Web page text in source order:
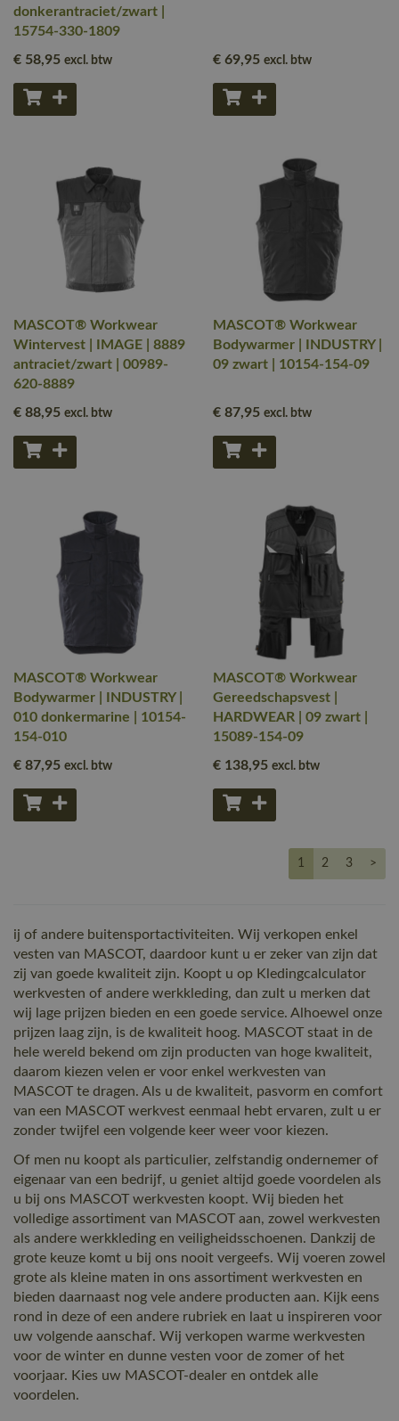
donkerantraciet/zwart |
15754-330-1809
€ 58,95 excl. btw € 69,95 excl. btw
MASCOT® Workwear
Wintervest | IMAGE | 8889
antraciet/zwart | 00989-
620-8889
€ 88,95 excl. btw
MASCOT® Workwear
Bodywarmer | INDUSTRY |
09 zwart | 10154-154-09
€ 87,95 excl. btw
MASCOT® Workwear
Bodywarmer | INDUSTRY |
010 donkermarine | 10154-
154-010
€ 87,95 excl. btw
MASCOT® Workwear
Gereedschapsvest |
HARDWEAR | 09 zwart |
15089-154-09
€ 138,95 excl. btw
1 2 3 >
ij of andere buitensportactiviteiten. Wij verkopen enkel
vesten van MASCOT, daardoor kunt u er zeker van zijn dat
zij van goede kwaliteit zijn. Koopt u op Kledingcalculator
werkvesten of andere werkkleding, dan zult u merken dat
wij lage prijzen bieden en een goede service. Alhoewel onze
prijzen laag zijn, is de kwaliteit hoog. MASCOT staat in de
hele wereld bekend om zijn producten van hoge kwaliteit,
daarom kiezen velen er voor enkel werkvesten van
MASCOT te dragen. Als u de kwaliteit, pasvorm en comfort
van een MASCOT werkvest eenmaal hebt ervaren, zult u er
zonder twijfel een volgende keer weer voor kiezen.
Of men nu koopt als particulier, zelfstandig ondernemer of
eigenaar van een bedrijf, u geniet altijd goede voordelen als
u bij ons MASCOT werkvesten koopt. Wij bieden het
volledige assortiment van MASCOT aan, zowel werkvesten
als andere werkkleding en veiligheidsschoenen. Dankzij de
grote keuze komt u bij ons nooit vergeefs. Wij voeren zowel
grote als kleine maten in ons assortiment werkvesten en
bieden daarnaast nog vele andere producten aan. Kijk eens
rond in deze of een andere rubriek en laat u inspireren voor
uw volgende aanschaf. Wij verkopen warme werkvesten
voor de winter en dunne vesten voor de zomer of het
voorjaar. Kies uw MASCOT-dealer en ontdek alle
voordelen.